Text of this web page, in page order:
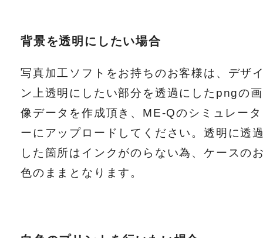
背景を透明にしたい場合
写真加工ソフトをお持ちのお客様は、デザ
ン上透明にしたい部分を透過にしたpngの画
像データを作成頂き、ME-Qのシミュレータ
ーにアップロードしてください。透明に透
した箇所はインクがのらない為、ケースの
色のままとなります。